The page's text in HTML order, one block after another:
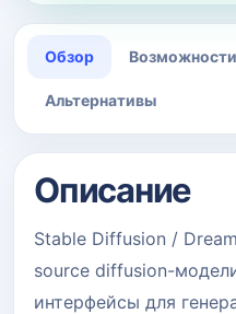
Обзор Возможности
Альтернативы
Описание
Stable Diffusion /
source diffusion-
интерфейсы для